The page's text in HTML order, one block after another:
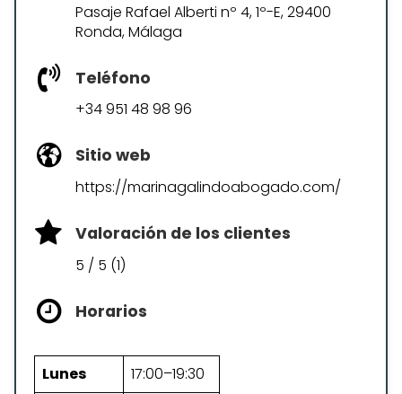
Pasaje Rafael Alberti nº 4, 1º-E, 29400
Ronda, Málaga
Teléfono
+34 951 48 98 96
Sitio web
https://marinagalindoabogado.com/
Valoración de los clientes
5 / 5 (1)
Horarios
Lunes
17:00–19:30